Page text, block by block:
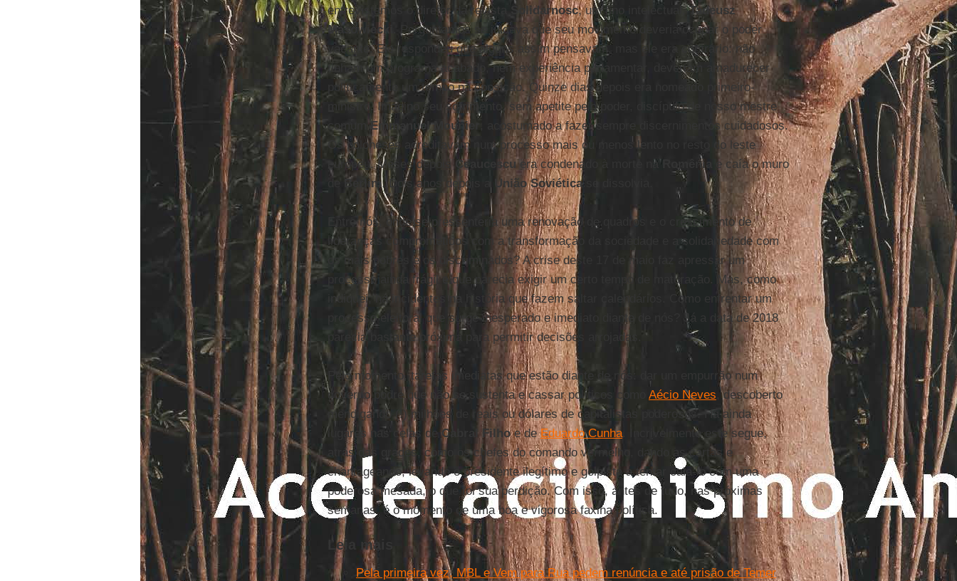
entrevistamos o diretor da revista
Solidarnosc, um fino intelectual,Tadeusz
Masowiecki
. Perguntamos se julgava que seu movimento deveria ocupar o poder
vacante. Ele respondeu que alguns assim pensavam, mas ele era contrário: não
tinham um programa acabado, nem experiência parlamentar, deveriam amadurecer
politicamente um tempo na oposição. Quinze dias depois era nomeado primeiro-
ministro. Imagino seu sofrimento, sem apetite pelo poder, discípulo de nosso mestre
comumEmmanuel Mounier
, acostumado a fazer sempre discernimentos cuidadosos.
Os poloneses acreditavam num processo mais ou menos lento no resto do leste
europeu. Meses depois Ceaucescuera condenado à morte na Romênia
e caía o muro
Berlim. Dois anos depois a União Soviéticase dissolvia.
Entre nós, onde se pressenteria uma renovação de quadros e o crescimento de
lideranças comprometidos com a transformação da sociedade e a solidariedade com
os mais pobres e os discriminados? A crise deste 17 de maio faz apressar um
processo ainda frágil e que parecia exigir um certo tempo de maturação. Mas, como
indiquei, há incidentes na história que fazem saltar calendários. Como enfrentar um
processo eleitoral que surge inesperado e imediato diante de nós? Já a data de 2018
parecia bastante próxima para permitir decisões arrojadas.
Pelo momento, tarefas imediatas que estão diante de nós: dar um empurrão num
governo podre que não se sustenta e cassar políticos como Aécio Neves , descoberto
mendigando (!) milhões de reais ou dólares de capitalistas poderosos. Há ainda
lugares nas celas de Cabral Filhoe deEduardo Cunha. Incrivelmente este segue,
atrás das grades, como os chefes do comando vermelho, dando as cartas e
chantageando, levando o presidente ilegítimo e golpista a tentar cala-lo com uma
poderosa mesada, o que foi sua perdição. Com isso, antes de tudo, nas próximas
semanas, é o momento de uma boa e vigorosa faxina política.
Leia mais
Pela primeira vez, MBL e Vem para Rua pedem renúncia e até prisão de Temer